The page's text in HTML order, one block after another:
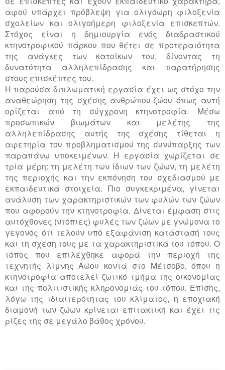
αφού υπάρχει πρόβλεψη για ολιγόωρη φιλοξενία
σχολείων και ολιγοήμερη φιλοξενία επισκεπτών.
Στόχος είναι η δημιουργία ενός διαδραστικού
κτηνοτροφικού πάρκου που θέτει σε προτεραιότητα
της ανάγκες των κατοίκων του, δίνοντας τη
δυνατότητα αλληλεπίδρασης και παρατήρησης
στους επισκέπτες του.
Η παρούσα διπλωματική εργασία έχει ως στόχο την
αναθεώρηση της σχέσης ανθρώπου-ζώου όπως αυτή
ορίζεται από τη σύγχρονη κτηνοτροφία. Μέσω
προσωπικών βιωμάτων και μελέτης της
αλληλεπίδρασης αυτής της σχέσης τίθεται η
αφετηρία του προβληματισμού της συνύπαρξης των
παραπάνω υποκειμένων. Η εργασία χωρίζεται σε
τρία μέρη: τη μελέτη των ίδιων των ζώων, τη μελέτη
της περιοχής και την εκπόνηση του σχεδιασμού με
εκπαιδευτικά στοιχεία. Πιο συγκεκριμένα, γίνεται
ανάλυση των χαρακτηριστικών των φυλών των ζώων
που αφορούν την κτηνοτροφία. Δίνεται έμφαση στις
αυτόχθονες (ντόπιες) φυλές των ζώων με γνώμονα το
γεγονός ότι τελούν υπό εξαφάνιση κατάστασή τους
και τη σχέση τους με τα χαρακτηριστικά του τόπου. Ο
τόπος που επιλέχθηκε αφορά την περιοχή της
τεχνητής λίμνης Αώου κοντά στο Μέτσοβο, όπου η
κτηνοτροφία αποτελεί ζωτικό τμήμα της οικονομίας
και της πολιτιστικής κληρονομιάς του τόπου. Επίσης,
λόγω της ιδιαιτερότητας του κλίματος, η εποχιακή
διαμονή των ζώων κρίνεται επιτακτική και έχει τις
ρίζες της σε μεγάλο βάθος χρόνου.